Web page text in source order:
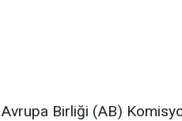
Avrupa Birliği (AB)